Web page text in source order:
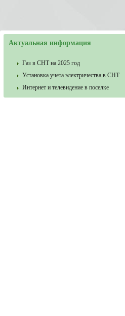
Актуальная информация
Газ в СНТ на 2025 год
Установка учета электричества в СНТ
Интернет и телевидение в поселке